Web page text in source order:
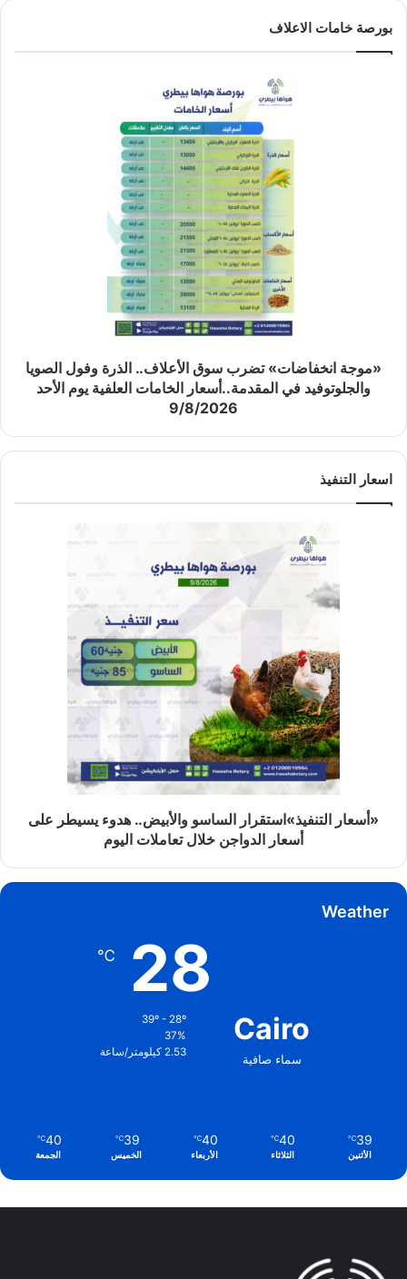
بورصة خامات الاعلاف
«موجة انخفاضات» تضرب سوق الأعلاف.. الذرة وفول الصويا
والجلوتوفيد في المقدمة..أسعار الخامات العلفية يوم الأحد
9/8/2026
اسعار التنفيذ
«أسعار التنفيذ»استقرار الساسو والأبيض.. هدوء يسيطر على
أسعار الدواجن خلال تعاملات اليوم
Weather
Cairo
سماء صافية
28
℃
37%
2.53 كيلومتر/ساعة
39
℃
الأثنين
40
℃
الثلاثاء
40
℃
الأربعاء
39
℃
الخميس
40
℃
الجمعة